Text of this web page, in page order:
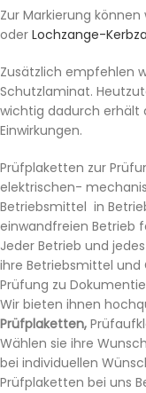
Zur Markierung
oder Lochzange-
Zusätzlich empfehlen
Schutzlaminat.
wichtig dadurch erhält
Einwirkungen.
Prüfplaketten zur
elektrischen-
Betriebsmittel in
einwandfreien Betrieb
Jeder Betrieb und
ihre Betriebsmittel und
Prüfung zu
Wir bieten ihnen
Prüfplaketten,
Wählen sie ihre
bei individuellen
Prüfplaketten bei uns